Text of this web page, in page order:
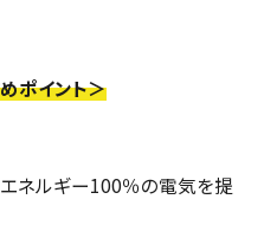
ポイント＞
ネルギー100％の電気を提